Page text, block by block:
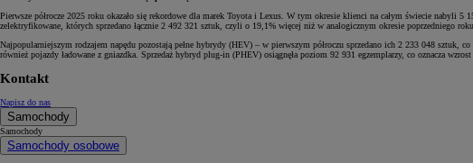
Pierwsze półrocze 2025 roku okazało się rekordowe dla marek Toyota i Lexus. W tym okresie klienci na całym świecie nabyli
zelektryfikowane, których sprzedano łącznie 2 492 321 sztuk, czyli o 19,1% więcej niż w analogicznym okresie poprzedniego
Najpopularniejszym rodzajem napędu pozostają pełne hybrydy (HEV) – w pierwszym półroczu sprzedano ich 2 233 048
również pojazdy ładowane z gniazdka. Sprzedaż hybryd plug-in (PHEV) osiągnęła poziom 92 931 egzemplarzy, co oznacza
Kontakt
Napisz do nas
Samochody
Samochody
Samochody osobowe